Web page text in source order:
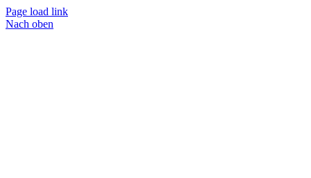
Page load link
Nach oben